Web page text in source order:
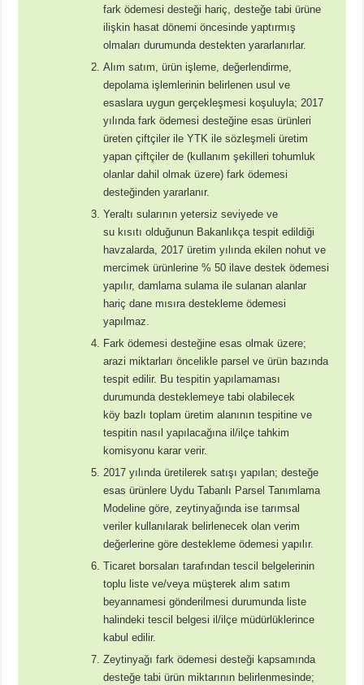
fark ödemesi desteği hariç, desteğe tabi ürüne
ilişkin hasat dönemi öncesinde yaptırmış
olmaları durumunda destekten yararlanırlar.
Alım satım, ürün işleme, değerlendirme,
depolama işlemlerinin belirlenen usul ve
esaslara uygun gerçekleşmesi koşuluyla; 2017
yılında fark ödemesi desteğine esas ürünleri
üreten çiftçiler ile YTK ile sözleşmeli üretim
yapan çiftçiler de (kullanım şekilleri tohumluk
olanlar dahil olmak üzere) fark ödemesi
desteğinden yararlanır.
Yeraltı sularının yetersiz seviyede ve
su kısıtı olduğunun Bakanlıkça tespit edildiği
havzalarda, 2017 üretim yılında ekilen nohut ve
mercimek ürünlerine % 50 ilave destek ödemesi
yapılır, damlama sulama ile sulanan alanlar
hariç dane mısıra destekleme ödemesi
yapılmaz.
Fark ödemesi desteğine esas olmak üzere;
arazi miktarları öncelikle parsel ve ürün bazında
tespit edilir. Bu tespitin yapılamaması
durumunda desteklemeye tabi olabilecek
köy bazlı toplam üretim alanının tespitine ve
tespitin nasıl yapılacağına il/ilçe tahkim
komisyonu karar verir.
2017 yılında üretilerek satışı yapılan; desteğe
esas ürünlere Uydu Tabanlı Parsel Tanımlama
Modeline göre, zeytinyağında ise tarımsal
veriler kullanılarak belirlenecek olan verim
değerlerine göre destekleme ödemesi yapılır.
Ticaret borsaları tarafından tescil belgelerinin
toplu liste ve/veya müşterek alım satım
beyannamesi gönderilmesi durumunda liste
halindeki tescil belgesi il/ilçe müdürlüklerince
kabul edilir.
Zeytinyağı fark ödemesi desteği kapsamında
desteğe tabi ürün miktarının belirlenmesinde;